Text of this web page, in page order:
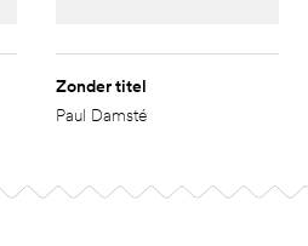
Zonder titel
Paul Damsté